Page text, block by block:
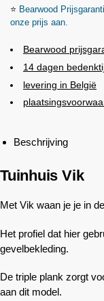
⭐ Bearwood
onze prijs aan.
Bearwood
14 dagen
levering in België
Beschrijving
Tuinhuis Vik
Met Vik waan je je in
Het profiel dat hier
gevelbekleding.
De triple plank zorgt
aan dit model.